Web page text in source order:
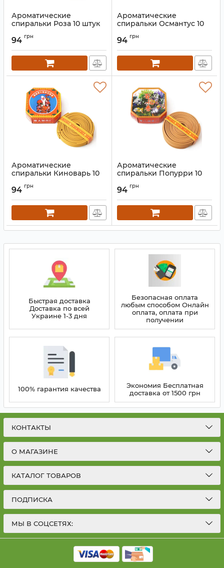
Ароматические
спиральки Роза 10 штук
94 грн
Ароматические
спиральки Османтус 10
Артикул:
94 грн
Ароматические
спиральки Киноварь 10
Артикул:
94 грн
Ароматические
спиральки Попурри 10
Артикул:
94 грн
Быстрая доставка
Доставка по всей
Украине 1-3 дня
Безопасная оплата
любым способом Онлайн
оплата, оплата при
получении
100% гарантия качества
Экономия Бесплатная
доставка от 1500 грн
КОНТАКТЫ
О МАГАЗИНЕ
КАТАЛОГ ТОВАРОВ
ПОДПИСКА
МЫ В СОЦСЕТЯХ: